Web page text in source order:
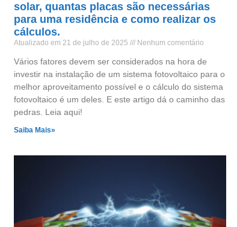
solar, quantas placas são necessárias
para uma residência e como realizar os
cálculos.
Atualizado em 21 de julho de 2025 Nenhum comentário
Vários fatores devem ser considerados na hora de
investir na instalação de um sistema fotovoltaico para o
melhor aproveitamento possível e o cálculo do sistema
fotovoltaico é um deles. E este artigo dá o caminho das
pedras. Leia aqui!
Saiba Mais»